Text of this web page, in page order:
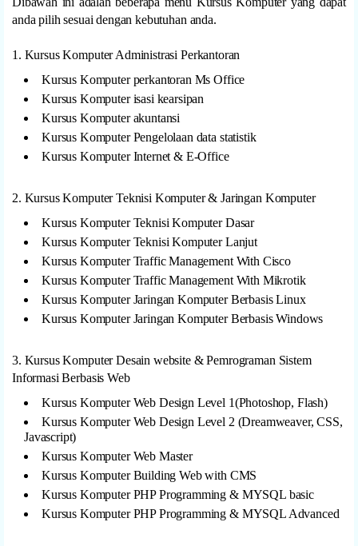
anda pilih sesuai dengan kebutuhan anda.
1. Kursus Komputer Administrasi Perkantoran
Kursus Komputer perkantoran Ms Office
Kursus Komputer isasi kearsipan
Kursus Komputer akuntansi
Kursus Komputer Pengelolaan data statistik
Kursus Komputer Internet & E-Office
2. Kursus Komputer Teknisi Komputer & Jaringan Komputer
Kursus Komputer Teknisi Komputer Dasar
Kursus Komputer Teknisi Komputer Lanjut
Kursus Komputer Traffic Management With Cisco
Kursus Komputer Traffic Management With Mikrotik
Kursus Komputer Jaringan Komputer Berbasis Linux
Kursus Komputer Jaringan Komputer Berbasis Windows
3. Kursus Komputer Desain website & Pemrograman Sistem
Informasi Berbasis Web
Kursus Komputer Web Design Level 1(Photoshop, Flash)
Kursus Komputer Web Design Level 2 (Dreamweaver, CSS,
Javascript)
Kursus Komputer Web Master
Kursus Komputer Building Web with CMS
Kursus Komputer PHP Programming & MYSQL basic
Kursus Komputer PHP Programming & MYSQL Advanced